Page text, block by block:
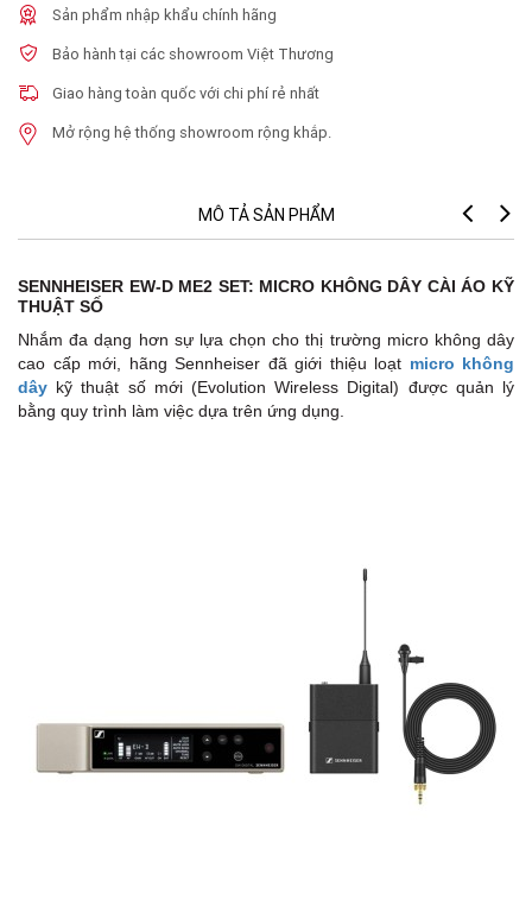
Sản phẩm nhập khẩu chính hãng
Bảo hành tại các showroom Việt Thương
Giao hàng toàn quốc với chi phí rẻ nhất
Mở rộng hệ thống showroom rộng khắp.
MÔ TẢ SẢN PHẨM
SENNHEISER EW-D ME2 SET: MICRO KHÔNG DÂY CÀI ÁO KỸ
THUẬT SỐ
Nhắm đa dạng hơn sự lựa chọn cho thị trường micro không dây
cao cấp mới, hãng Sennheiser đã giới thiệu loạt micro không
dây kỹ thuật số mới (Evolution Wireless Digital) được quản lý
bằng quy trình làm việc dựa trên ứng dụng.